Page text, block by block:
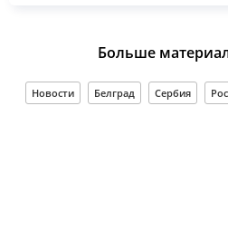
Больше
Новости Белград Сербия